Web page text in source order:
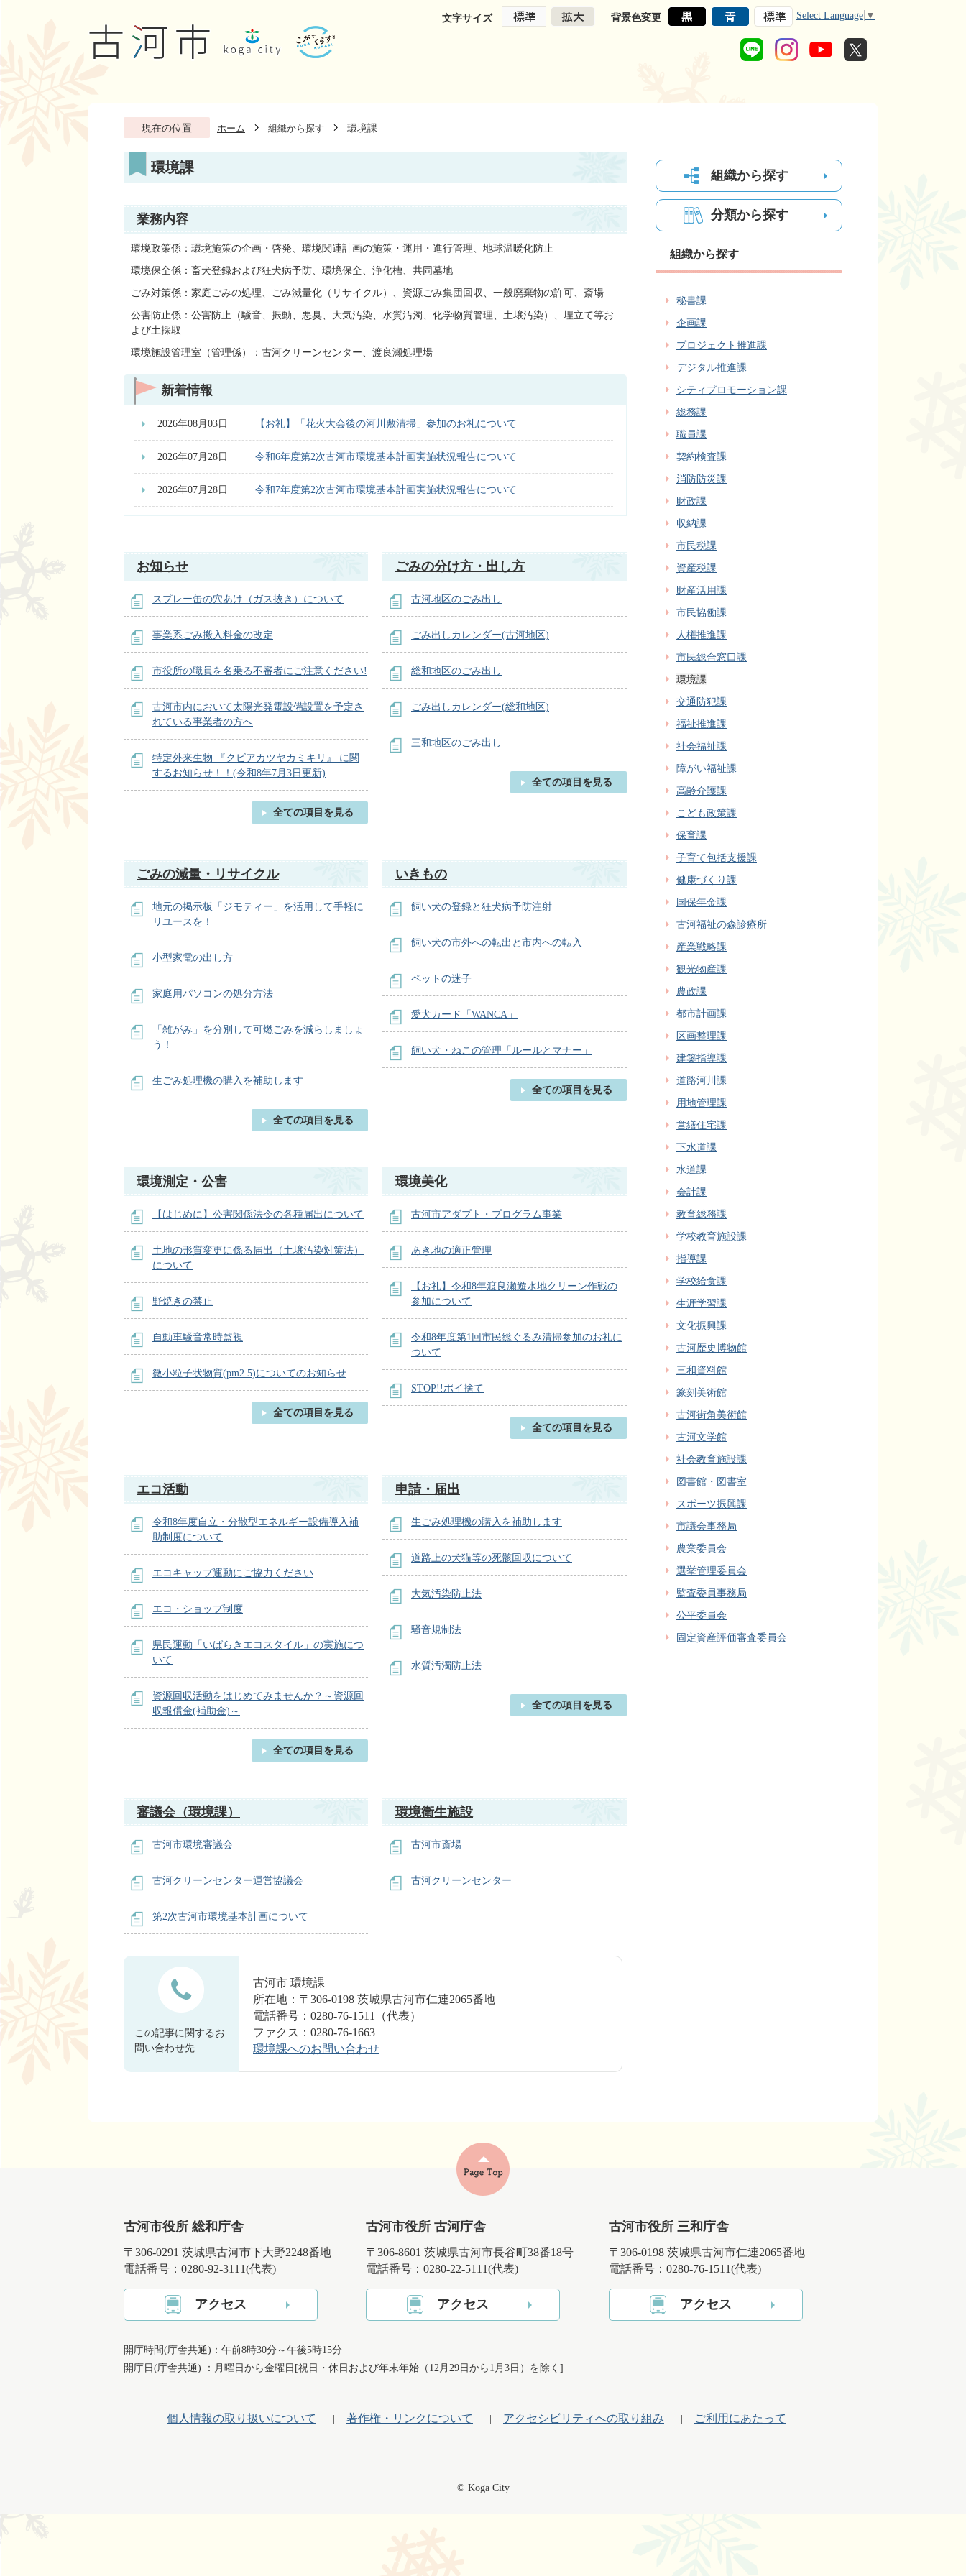
文字サイズ 背景色変更 Select Language ▼
現在の位置 ホーム 組織から探す 環境課
環境課
業務内容
環境政策係：環境施策の企画・啓発、環境関連計画の施策・運用・進行管理、地球温暖化防止
環境保全係：畜犬登録および狂犬病予防、環境保全、浄化槽、共同墓地
ごみ対策係：家庭ごみの処理、ごみ減量化（リサイクル）、資源ごみ集団回収、一般廃棄物の許可、斎場
公害防止係：公害防止（騒音、振動、悪臭、大気汚染、水質汚濁、化学物質管理、土壌汚染）、埋立て等お
よび土採取
環境施設管理室（管理係）：古河クリーンセンター、渡良瀬処理場
新着情報
2026年08月03日 【お礼】「花火大会後の河川敷清掃」参加のお礼について
2026年07月28日 令和6年度第2次古河市環境基本計画実施状況報告について
2026年07月28日 令和7年度第2次古河市環境基本計画実施状況報告について
お知らせ
スプレー缶の穴あけ（ガス抜き）について
事業系ごみ搬入料金の改定
市役所の職員を名乗る不審者にご注意ください!
古河市内において太陽光発電設備設置を予定さ
れている事業者の方へ
特定外来生物 『クビアカツヤカミキリ』 に関
するお知らせ！！(令和8年7月3日更新)
全ての項目を見る
ごみの分け方・出し方
古河地区のごみ出し
ごみ出しカレンダー(古河地区)
総和地区のごみ出し
ごみ出しカレンダー(総和地区)
三和地区のごみ出し
全ての項目を見る
ごみの減量・リサイクル
地元の掲示板「ジモティー」を活用して手軽に
リユースを！
小型家電の出し方
家庭用パソコンの処分方法
「雑がみ」を分別して可燃ごみを減らしましょ
う！
生ごみ処理機の購入を補助します
全ての項目を見る
いきもの
飼い犬の登録と狂犬病予防注射
飼い犬の市外への転出と市内への転入
ペットの迷子
愛犬カード「WANCA」
飼い犬・ねこの管理「ルールとマナー」
全ての項目を見る
環境測定・公害
【はじめに】公害関係法令の各種届出について
土地の形質変更に係る届出（土壌汚染対策法）
について
野焼きの禁止
自動車騒音常時監視
微小粒子状物質(pm2.5)についてのお知らせ
全ての項目を見る
環境美化
古河市アダプト・プログラム事業
あき地の適正管理
【お礼】令和8年渡良瀬遊水地クリーン作戦の
参加について
令和8年度第1回市民総ぐるみ清掃参加のお礼に
ついて
STOP!!ポイ捨て
全ての項目を見る
エコ活動
令和8年度自立・分散型エネルギー設備導入補
助制度について
エコキャップ運動にご協力ください
エコ・ショップ制度
県民運動「いばらきエコスタイル」の実施につ
いて
資源回収活動をはじめてみませんか？～資源回
収報償金(補助金)～
全ての項目を見る
申請・届出
生ごみ処理機の購入を補助します
道路上の犬猫等の死骸回収について
大気汚染防止法
騒音規制法
水質汚濁防止法
全ての項目を見る
審議会（環境課）
古河市環境審議会
古河クリーンセンター運営協議会
第2次古河市環境基本計画について
環境衛生施設
古河市斎場
古河クリーンセンター
この記事に関するお
問い合わせ先
古河市 環境課
所在地：〒306-0198 茨城県古河市仁連2065番地
電話番号：0280-76-1511（代表）
ファクス：0280-76-1663
環境課へのお問い合わせ
組織から探す
分類から探す
組織から探す
秘書課
企画課
プロジェクト推進課
デジタル推進課
シティプロモーション課
総務課
職員課
契約検査課
消防防災課
財政課
収納課
市民税課
資産税課
財産活用課
市民協働課
人権推進課
市民総合窓口課
環境課
交通防犯課
福祉推進課
社会福祉課
障がい福祉課
高齢介護課
こども政策課
保育課
子育て包括支援課
健康づくり課
国保年金課
古河福祉の森診療所
産業戦略課
観光物産課
農政課
都市計画課
区画整理課
建築指導課
道路河川課
用地管理課
営繕住宅課
下水道課
水道課
会計課
教育総務課
学校教育施設課
指導課
学校給食課
生涯学習課
文化振興課
古河歴史博物館
三和資料館
篆刻美術館
古河街角美術館
古河文学館
社会教育施設課
図書館・図書室
スポーツ振興課
市議会事務局
農業委員会
選挙管理委員会
監査委員事務局
公平委員会
固定資産評価審査委員会
古河市役所 総和庁舎
〒306-0291 茨城県古河市下大野2248番地
電話番号：0280-92-3111(代表)
アクセス
古河市役所 古河庁舎
〒306-8601 茨城県古河市長谷町38番18号
電話番号：0280-22-5111(代表)
アクセス
古河市役所 三和庁舎
〒306-0198 茨城県古河市仁連2065番地
電話番号：0280-76-1511(代表)
アクセス
開庁時間(庁舎共通)：午前8時30分～午後5時15分
開庁日(庁舎共通) ：月曜日から金曜日[祝日・休日および年末年始（12月29日から1月3日）を除く]
個人情報の取り扱いについて 著作権・リンクについて アクセシビリティへの取り組み ご利用にあたって
© Koga City